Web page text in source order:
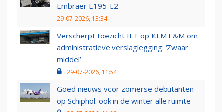
Embraer E195-E2
29-07-2026, 13:34
Verscherpt toezicht ILT op KLM E&M om
administratieve verslaglegging: ‘Zwaar
middel’
29-07-2026, 11:54
Goed nieuws voor zomerse debutanten
op Schiphol: ook in de winter alle ruimte